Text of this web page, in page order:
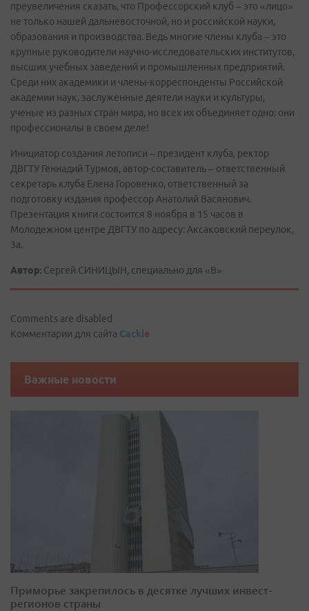
преувеличения сказать, что Профессорский клуб – это «лицо»
не только нашей дальневосточной, но и российской науки,
образования и производства. Ведь многие члены клуба – это
крупные руководители научно-исследовательских институтов,
высших учебных заведений и промышленных предприятий.
Среди них академики и члены-корреспонденты Российской
академии наук, заслуженные деятели науки и культуры,
ученые из разных стран мира, но всех их объединяет одно: они
профессионалы в своем деле!
Инициатор создания летописи – президент клуба, ректор
ДВГТУ Геннадий Турмов, автор-составитель – ответственный
секретарь клуба Елена Горовенко, ответственный за
подготовку издания профессор Анатолий Васянович.
Презентация книги состоится 8 ноября в 15 часов в
Молодежном центре ДВГТУ по адресу: Аксаковский переулок,
3а.
Автор: Сергей СИНИЦЫН, специально для «В»
Comments are disabled
Комментарии для сайта Cackle
Важные новости
Приморье закрепилось в десятке лучших инвест-
регионов страны